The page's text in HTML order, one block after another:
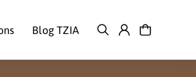
Blog TZIA